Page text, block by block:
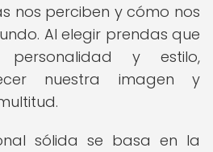
nos perciben y cómo nos
Al elegir prendas que
personalidad y estilo,
nuestra imagen y
sólida se basa en la